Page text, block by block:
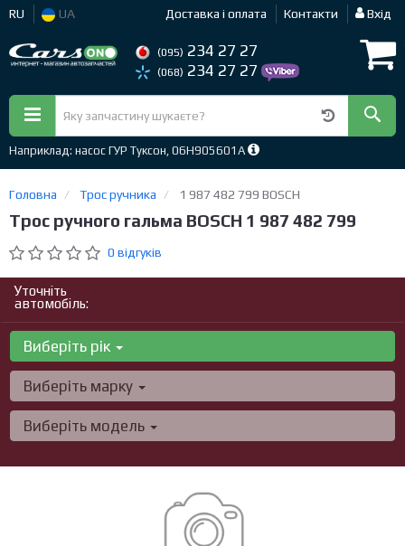
RU UA Доставка і оплата Контакти Вхід
(095) 234 27 27
(068) 234 27 27
Наприклад: насос ГУР Туксон, 06H905601A
Головна Трос ручника 1 987 482 799 BOSCH
Трос ручного гальма BOSCH 1 987 482 799
0 відгуків
Уточніть
автомобіль:
Виберіть рік
Виберіть марку
Виберіть модель